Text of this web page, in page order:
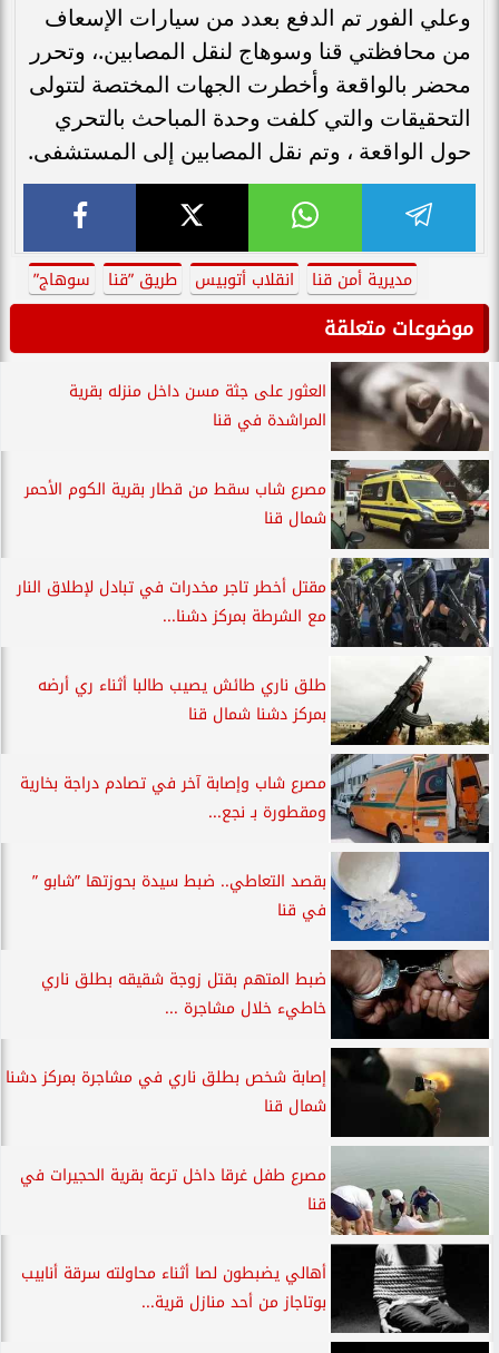
وعلي الفور تم الدفع بعدد من سيارات الإسعاف
من محافظتي قنا وسوهاج لنقل المصابين.، وتحرر
محضر بالواقعة وأخطرت الجهات المختصة لتتولى
التحقيقات والتي كلفت وحدة المباحث بالتحري
حول الواقعة ، وتم نقل المصابين إلى المستشفى.
مديرية أمن قنا انقلاب أتوبيس طريق ”قنا سوهاج”
موضوعات متعلقة
العثور على جثة مسن داخل منزله بقرية
المراشدة في قنا
مصرع شاب سقط من قطار بقرية الكوم الأحمر
شمال قنا
مقتل أخطر تاجر مخدرات في تبادل لإطلاق النار
مع الشرطة بمركز دشنا...
طلق ناري طائش يصيب طالبا أثناء ري أرضه
بمركز دشنا شمال قنا
مصرع شاب وإصابة آخر في تصادم دراجة بخارية
ومقطورة بـ نجع...
بقصد التعاطي.. ضبط سيدة بحوزتها ”شابو ”
في قنا
ضبط المتهم بقتل زوجة شقيقه بطلق ناري
خاطيء خلال مشاجرة ...
إصابة شخص بطلق ناري في مشاجرة بمركز دشنا
شمال قنا
مصرع طفل غرقا داخل ترعة بقرية الحجيرات في
قنا
أهالي يضبطون لصا أثناء محاولته سرقة أنابيب
بوتاجاز من أحد منازل قرية...